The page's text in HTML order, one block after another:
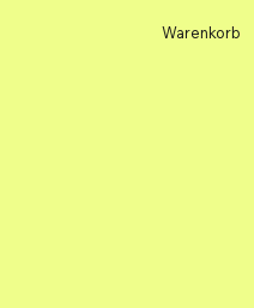
Warenkorb